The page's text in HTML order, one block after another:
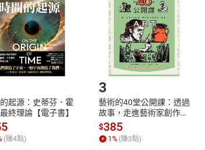
行審核，待審核通過後將為您辦理退款事宜。
單為單位進行取消/退貨，恕無法以單支商品取
？
Step2.登入
起源：史蒂芬．霍
終理論【電子書】
(賺4點)
3
藝術的40堂公開課：透過
故事，走進藝術家創作現
場，看藝術如何誕生、如
何形塑人類生活【電子
書】
$385
1% (賺3點)